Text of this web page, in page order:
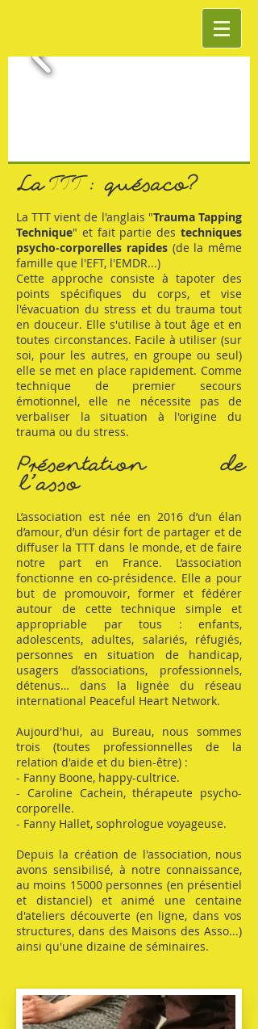
La TTT : quésaco?
La TTT vient de l'anglais "Trauma Tapping
Technique" et fait partie des techniques
psycho-corporelles rapides(de la même
famille que l'EFT, l'EMDR...)
Cette approche consiste à tapoter des
points spécifiques du corps, et vise
l'évacuation du stress et du trauma tout
en douceur. Elle s'utilise à tout âge et en
toutes circonstances. Facile à utiliser (sur
soi, pour les autres, en groupe ou seul)
elle se met en place rapidement. Comme
technique de premier secours
émotionnel, elle ne nécessite pas de
verbaliser la situation à l'origine du
trauma ou du stress.
Présentation de
l'asso
L’association est née en 2016 d’un élan
d’amour, d’un désir fort de partager et de
diffuser la TTT dans le monde, et de faire
notre part en France. L’association
fonctionne en co-présidence. Elle a pour
but de promouvoir, former et fédérer
autour de cette technique simple et
appropriable par tous : enfants,
adolescents, adultes, salariés, réfugiés,
personnes en situation de handicap,
usagers d’associations, professionnels,
détenus… dans la lignée du réseau
international Peaceful Heart Network.
Aujourd'hui, au Bureau, nous sommes
trois (toutes professionnelles de la
relation d'aide et du bien-être) :
- Fanny Boone, happy-cultrice.
- Caroline Cachein, thérapeute psycho-
corporelle.
- Fanny Hallet, sophrologue voyageuse.
Depuis la création de l'association, nous
avons sensibilisé, à notre connaissance,
au moins 15000 personnes (en présentiel
et distanciel) et animé une centaine
d'ateliers découverte (en ligne, dans vos
structures, dans des Maisons des Asso...)
ainsi qu'une dizaine de séminaires.